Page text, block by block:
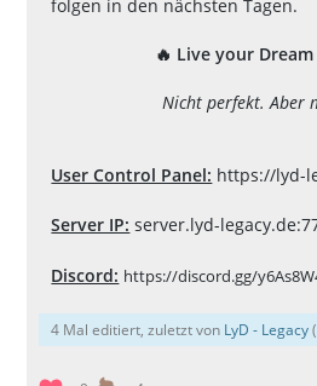
folgen in den nächsten Tagen.
🔥 Live your Dream
Nicht perfekt. Aber
User Control Panel: https://lyd-
Server IP: server.lyd-
Discord: https://discord.gg/
4 Mal editiert, zuletzt von LyD - Legacy(